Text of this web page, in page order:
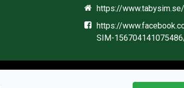
https://www.tabysim.se/
https://
SIM-